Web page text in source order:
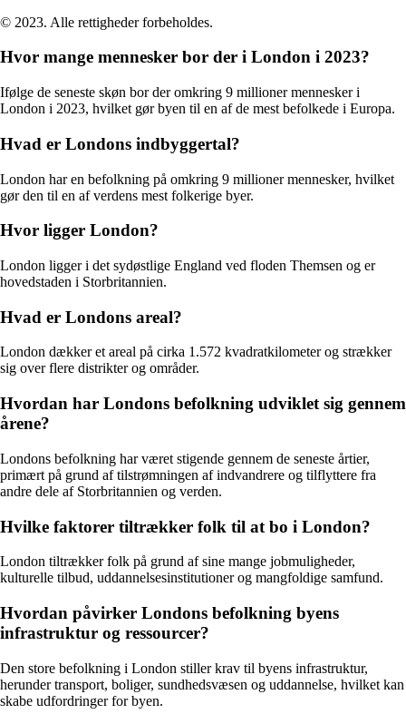
© 2023. Alle rettigheder forbeholdes.
Hvor mange mennesker bor der i London i 2023?
Ifølge de seneste skøn bor der omkring 9 millioner mennesker i
London i 2023, hvilket gør byen til en af de mest befolkede i Europa.
Hvad er Londons indbyggertal?
London har en befolkning på omkring 9 millioner mennesker, hvilket
gør den til en af verdens mest folkerige byer.
Hvor ligger London?
London ligger i det sydøstlige England ved floden Themsen og er
hovedstaden i Storbritannien.
Hvad er Londons areal?
London dækker et areal på cirka 1.572 kvadratkilometer og strækker
sig over flere distrikter og områder.
Hvordan har Londons befolkning udviklet sig gennem
årene?
Londons befolkning har været stigende gennem de seneste årtier,
primært på grund af tilstrømningen af indvandrere og tilflyttere fra
andre dele af Storbritannien og verden.
Hvilke faktorer tiltrækker folk til at bo i London?
London tiltrækker folk på grund af sine mange jobmuligheder,
kulturelle tilbud, uddannelsesinstitutioner og mangfoldige samfund.
Hvordan påvirker Londons befolkning byens
infrastruktur og ressourcer?
Den store befolkning i London stiller krav til byens infrastruktur,
herunder transport, boliger, sundhedsvæsen og uddannelse, hvilket kan
skabe udfordringer for byen.